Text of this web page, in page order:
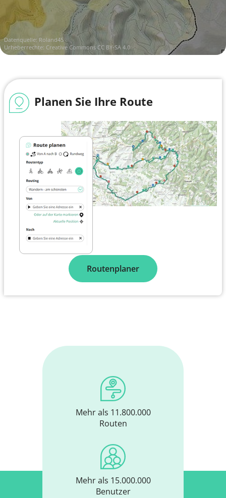
Datenquelle: Roland45
Urheberrechte: Creative Commons CC BY-SA 4.0
Planen Sie Ihre Route
Routenplaner
Mehr als 11.800.000
Routen
Mehr als 15.000.000
Benutzer